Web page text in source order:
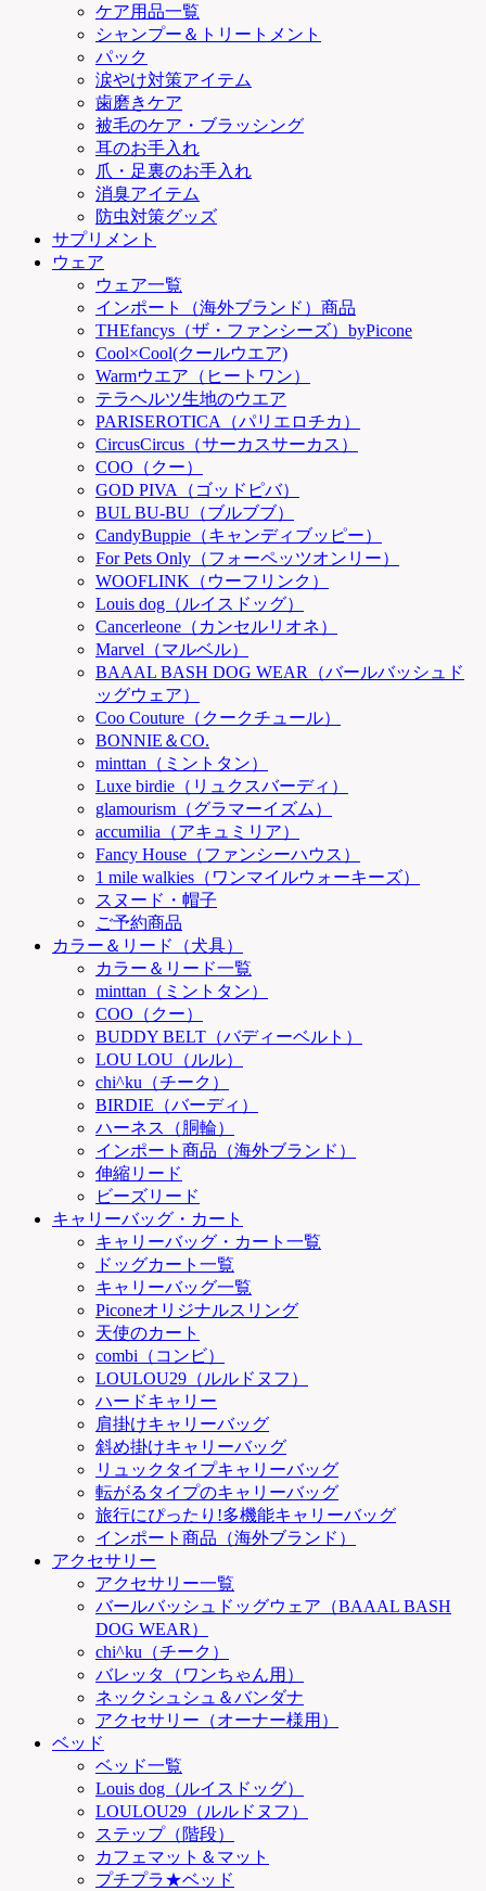
ケア用品一覧
シャンプー＆トリートメント
パック
涙やけ対策アイテム
歯磨きケア
被毛のケア・ブラッシング
耳のお手入れ
爪・足裏のお手入れ
消臭アイテム
防虫対策グッズ
サプリメント
ウェア
ウェア一覧
インポート（海外ブランド）商品
THEfancys（ザ・ファンシーズ）byPicone
Cool×Cool(クールウエア)
Warmウエア（ヒートワン）
テラヘルツ生地のウエア
PARISEROTICA（パリエロチカ）
CircusCircus（サーカスサーカス）
COO（クー）
GOD PIVA（ゴッドピバ）
BUL BU-BU（ブルブブ）
CandyBuppie（キャンディブッピー）
For Pets Only（フォーペッツオンリー）
WOOFLINK（ウーフリンク）
Louis dog（ルイスドッグ）
Cancerleone（カンセルリオネ）
Marvel（マルベル）
BAAAL BASH DOG WEAR（バールバッシュド
ッグウェア）
Coo Couture（クークチュール）
BONNIE＆CO.
minttan（ミントタン）
Luxe birdie（リュクスバーディ）
glamourism（グラマーイズム）
accumilia（アキュミリア）
Fancy House（ファンシーハウス）
1 mile walkies（ワンマイルウォーキーズ）
スヌード・帽子
ご予約商品
カラー＆リード（犬具）
カラー＆リード一覧
minttan（ミントタン）
COO（クー）
BUDDY BELT（バディーベルト）
LOU LOU（ルル）
chi^ku（チーク）
BIRDIE（バーディ）
ハーネス（胴輪）
インポート商品（海外ブランド）
伸縮リード
ビーズリード
キャリーバッグ・カート
キャリーバッグ・カート一覧
ドッグカート一覧
キャリーバッグ一覧
Piconeオリジナルスリング
天使のカート
combi（コンビ）
LOULOU29（ルルドヌフ）
ハードキャリー
肩掛けキャリーバッグ
斜め掛けキャリーバッグ
リュックタイプキャリーバッグ
転がるタイプのキャリーバッグ
旅行にぴったり!多機能キャリーバッグ
インポート商品（海外ブランド）
アクセサリー
アクセサリー一覧
バールバッシュドッグウェア（BAAAL BASH
DOG WEAR）
chi^ku（チーク）
バレッタ（ワンちゃん用）
ネックシュシュ＆バンダナ
アクセサリー（オーナー様用）
ベッド
ベッド一覧
Louis dog（ルイスドッグ）
LOULOU29（ルルドヌフ）
ステップ（階段）
カフェマット＆マット
プチプラ★ベッド